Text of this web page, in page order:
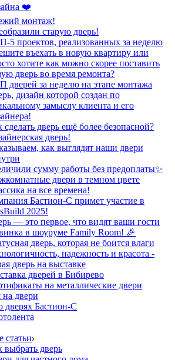
❤️
монтаж!
старую дверь!
5 проектов, реализованных за неделю
въехать в новую квартиру или
хотите как можно скорее поставить
дверь во время ремонта?
дверей за неделю на этапе монтажа
дизайн которой создан по
замыслу клиента и его
сделать дверь ещё более безопасной?
дверь!
как выглядят наши двери
сумму работы без предоплаты✨
двери в темном цвете
на все времена!
Бастион-С примет участие в
2025!
— это первое, что видят ваши гости
в шоуруме Family Room! 🎉
дверь, которая не боится влаги
надежность и красота -
дверь на выставке
дверей в Бибирево
на металлические двери
на двери
дверях Бастион-С
статьи
выбрать дверь